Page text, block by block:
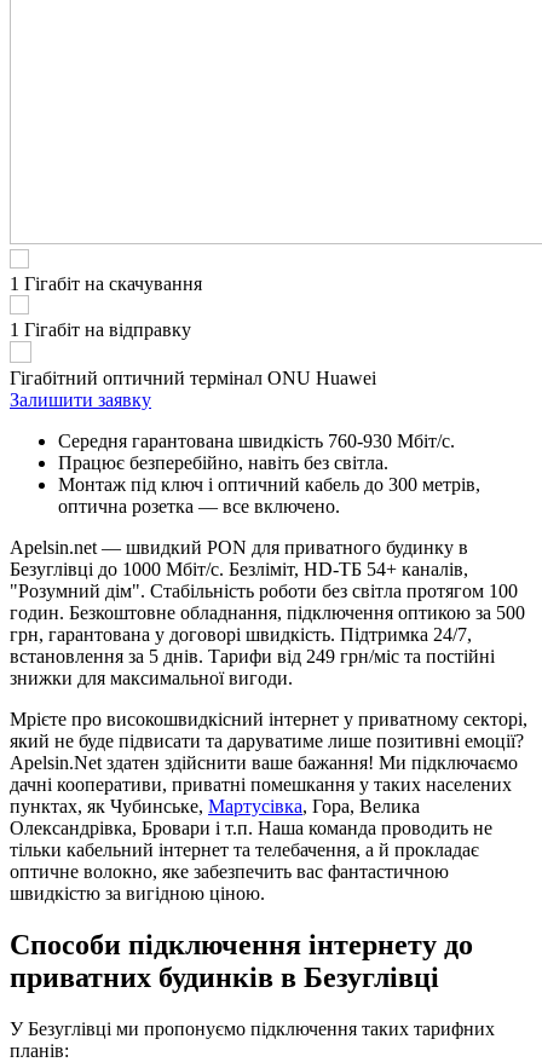
1 Гігабіт на скачування
1 Гігабіт на відправку
Гігабітний оптичний термінал ONU Huawei
Залишити заявку
Середня гарантована швидкість 760-930 Мбіт/с.
Працює безперебійно, навіть без світла.
Монтаж під ключ і оптичний кабель до 300 метрів,
оптична розетка — все включено.
Apelsin.net — швидкий PON для приватного будинку в
Безуглівці до 1000 Мбіт/с. Безліміт, HD-ТБ 54+ каналів,
"Розумний дім". Стабільність роботи без світла протягом 100
годин. Безкоштовне обладнання, підключення оптикою за 500
грн, гарантована у договорі швидкість. Підтримка 24/7,
встановлення за 5 днів. Тарифи від 249 грн/міс та постійні
знижки для максимальної вигоди.
Мрієте про високошвидкісний інтернет у приватному секторі,
який не буде підвисати та даруватиме лише позитивні емоції?
Apelsin.Net здатен здійснити ваше бажання! Ми підключаємо
дачні кооперативи, приватні помешкання у таких населених
пунктах, як Чубинське, Мартусівка, Гора, Велика
Олександрівка, Бровари і т.п. Наша команда проводить не
тільки кабельний інтернет та телебачення, а й прокладає
оптичне волокно, яке забезпечить вас фантастичною
швидкістю за вигідною ціною.
Способи підключення інтернету до
приватних будинків в Безуглівці
У Безуглівці ми пропонуємо підключення таких тарифних
планів: